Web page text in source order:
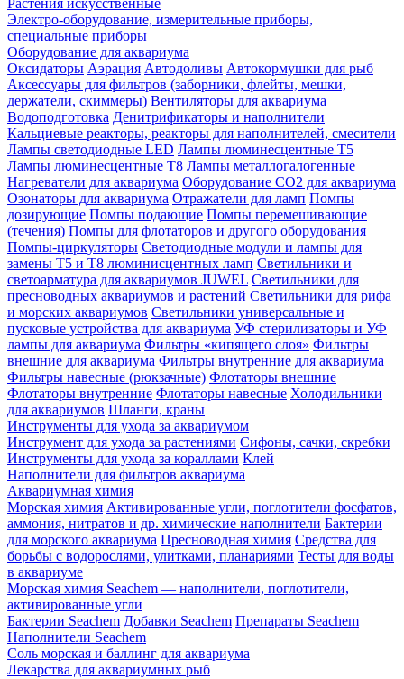
Растения искусственные
Электро-оборудование, измерительные приборы,
специальные приборы
Оборудование для аквариума
Оксидаторы Аэрация Автодоливы Автокормушки для рыб
Аксессуары для фильтров (заборники, флейты, мешки,
держатели, скиммеры) Вентиляторы для аквариума
Водоподготовка Денитрификаторы и наполнители
Кальциевые реакторы, реакторы для наполнителей, смесители
Лампы светодиодные LED Лампы люминесцентные Т5
Лампы люминесцентные Т8 Лампы металлогалогенные
Нагреватели для аквариума Оборудование CO2 для аквариума
Озонаторы для аквариума Отражатели для ламп Помпы
дозирующие Помпы подающие Помпы перемешивающие
(течения) Помпы для флотаторов и другого оборудования
Помпы-циркуляторы Светодиодные модули и лампы для
замены Т5 и Т8 люминисцентных ламп Светильники и
светоарматура для аквариумов JUWEL Светильники для
пресноводных аквариумов и растений Светильники для рифа
и морских аквариумов Светильники универсальные и
пусковые устройства для аквариума УФ стерилизаторы и УФ
лампы для аквариума Фильтры «кипящего слоя» Фильтры
внешние для аквариума Фильтры внутренние для аквариума
Фильтры навесные (рюкзачные) Флотаторы внешние
Флотаторы внутренние Флотаторы навесные Холодильники
для аквариумов Шланги, краны
Инструменты для ухода за аквариумом
Инструмент для ухода за растениями Сифоны, сачки, скребки
Инструменты для ухода за кораллами Клей
Наполнители для фильтров аквариума
Аквариумная химия
Морская химия Активированные угли, поглотители фосфатов,
аммония, нитратов и др. химические наполнители Бактерии
для морского аквариума Пресноводная химия Средства для
борьбы с водорослями, улитками, планариями Тесты для воды
в аквариуме
Морская химия Seachem — наполнители, поглотители,
активированные угли
Бактерии Seachem Добавки Seachem Препараты Seachem
Наполнители Seachem
Соль морская и баллинг для аквариума
Лекарства для аквариумных рыб